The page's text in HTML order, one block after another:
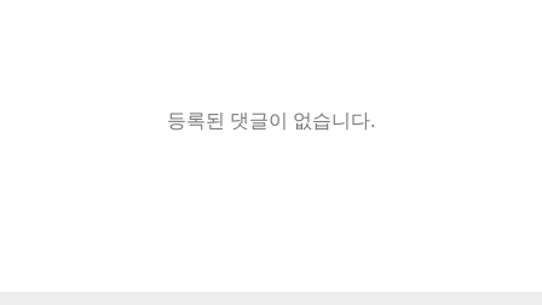
등록된 댓글이 없습니다.